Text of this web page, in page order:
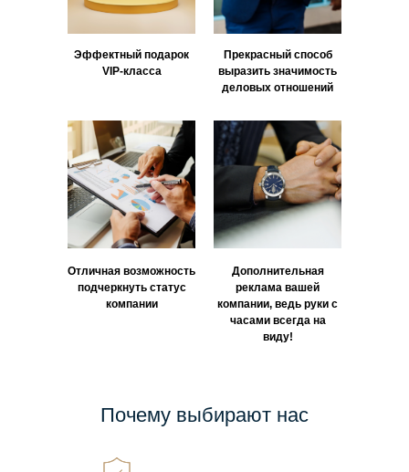
Эффектный подарок
VIP‑класса
Прекрасный способ
выразить значимость
деловых отношений
Отличная возможность
подчеркнуть статус
компании
Дополнительная
реклама вашей
компании, ведь руки с
часами всегда на
виду!
Почему выбирают нас